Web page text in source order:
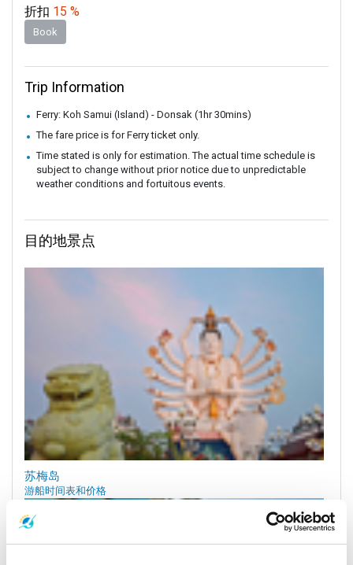
折扣 15 %
Book
Trip Information
Ferry: Koh Samui (Island) - Donsak (1hr 30mins)
The fare price is for Ferry ticket only.
Time stated is only for estimation. The actual time schedule is
subject to change without prior notice due to unpredictable
weather conditions and fortuitous events.
目的地景点
苏梅岛
游船时间表和价格